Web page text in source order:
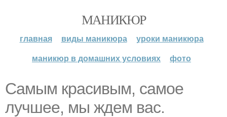
МАНИКЮР
главная виды маникюра
уроки маникюра
маникюр в домашних условиях
фото
Самым красивым, самое
лучшее, мы ждем вас.